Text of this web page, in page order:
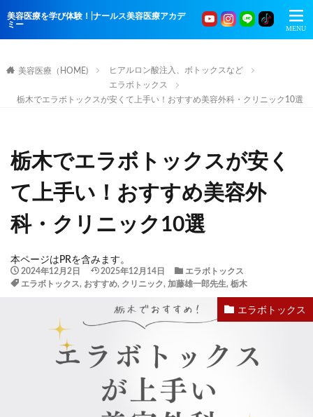
美容医療を学び体験！|ナールス美容医療アカデ
ミー
美容医療（HOME)
ヒアルロン酸注入、ボトックスなど
エラボトックス
栃木でエラボトックスが安くて上手い！おすすめ美容外科・クリニック10選
栃木でエラボトックスが安く
て上手い！おすすめ美容外
科・クリニック10選
本ページはPRを含みます。
2024年12月2日 2025年12月14日
エラボトックス
エラボトックス, おすすめ, クリニック, 加藤雄一郎先生, 栃木
エラボトックス